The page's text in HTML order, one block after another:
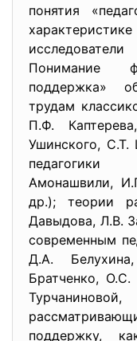
понятия
Понимание
поддержка»
трудам
П.Ф.
Ушинского, С.Т.
Амонашвили,
др.); теории
Давыдова, Л.В.
современным
Д.А.
Братченко,
поддержку,